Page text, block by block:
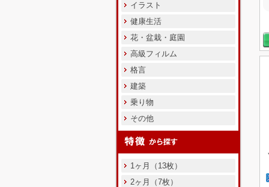
イラスト
健康生活
花・盆栽・庭園
高級フィルム
格言
建築
乗り物
その他
1ヶ月（13枚）
2ヶ月（7枚）